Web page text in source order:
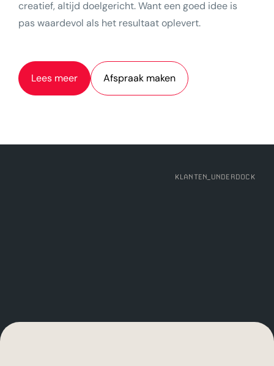
creatief, altijd doelgericht. Want een goed idee is
pas waardevol als het resultaat oplevert.
Lees meer Afspraak maken
KLANTEN _UNDERDOCK